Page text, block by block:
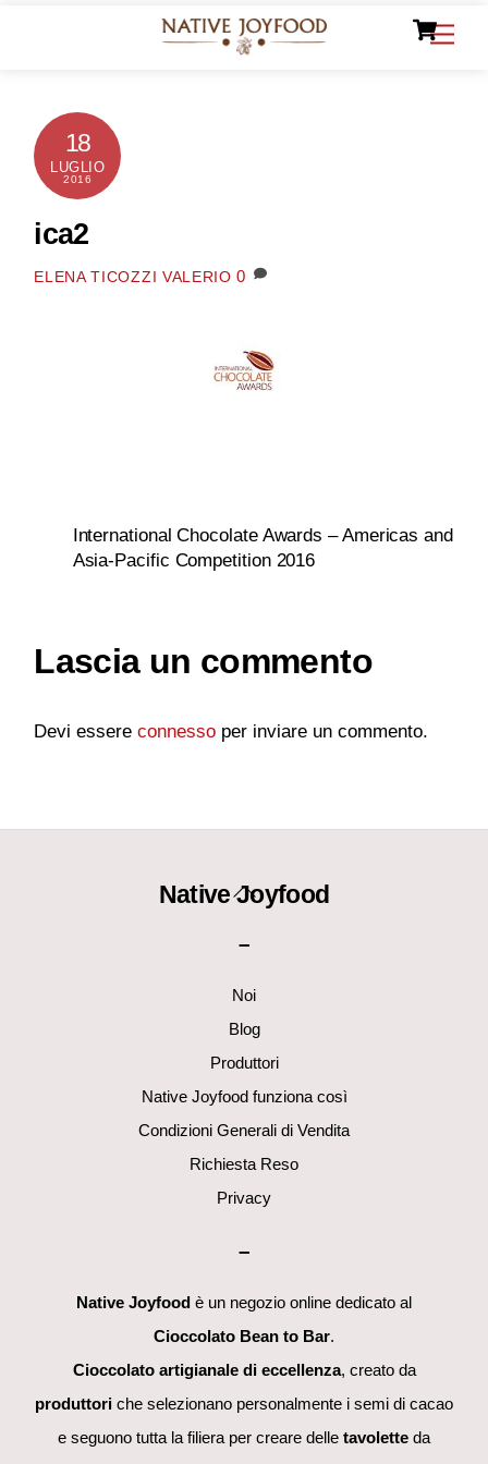
18
LUGLIO
2016
ica2
ELENA TICOZZI VALERIO 0
International Chocolate Awards – Americas and
Asia-Pacific Competition 2016
Lascia un commento
Devi essereconnesso per inviare un commento.
Back
Native Joyfood
–
Noi
Blog
Produttori
Native Joyfood funziona così
Condizioni Generali di Vendita
Richiesta Reso
Privacy
–
Native Joyfood è un negozio online dedicato al
Cioccolato Bean to Bar.
Cioccolato artigianale di eccellenza, creato da
produttori che selezionano personalmente i semi di cacao
e seguono tutta la filiera per creare delle tavolette da